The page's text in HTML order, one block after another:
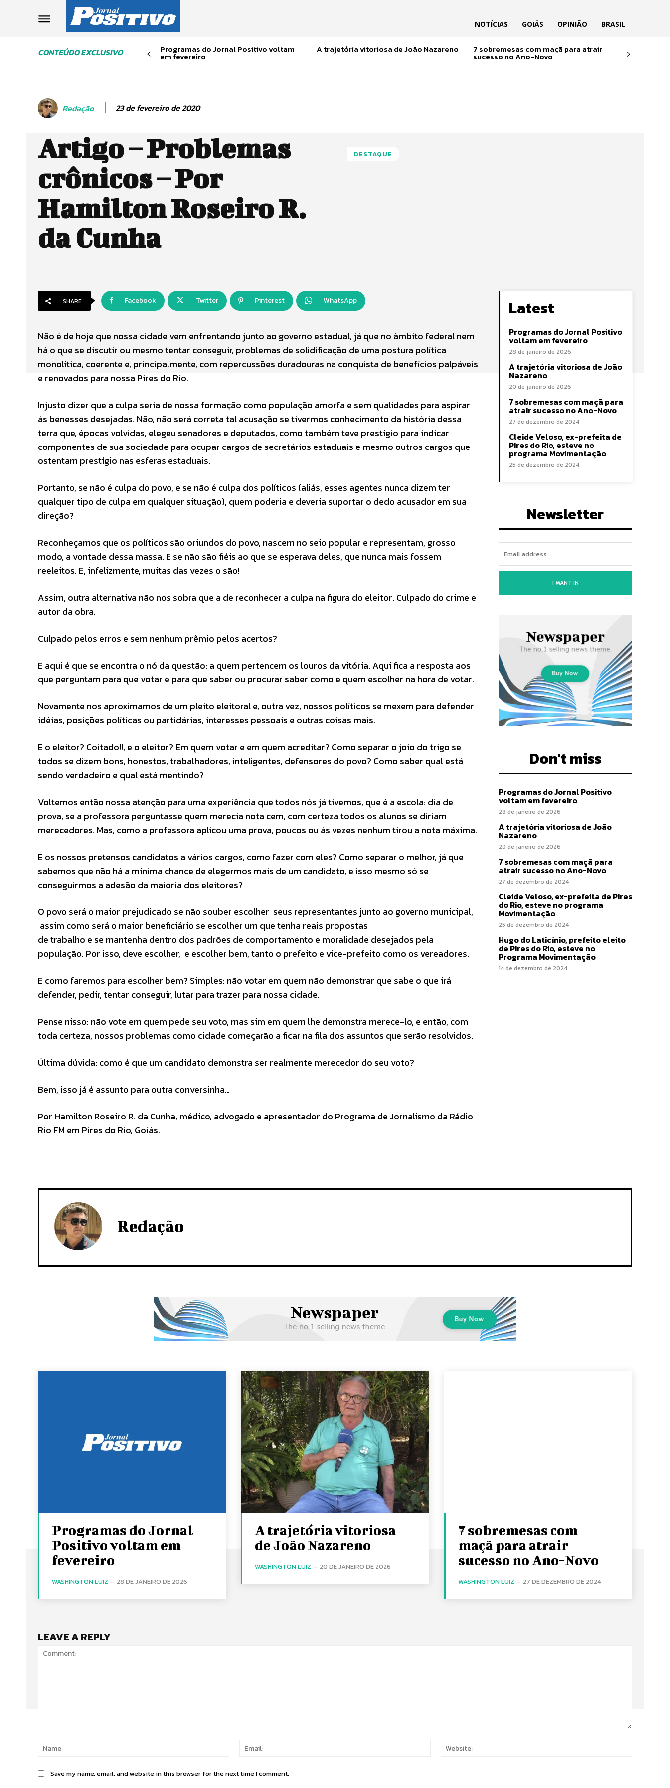
NOTÍCIAS GOIÁS OPINIÃO BRASIL
CONTEÚDO EXCLUSIVO Programas do Jornal Positivo voltam
em fevereiro
A trajetória vitoriosa de João Nazareno 7 sobremesas com maçã para atrair
sucesso no Ano-Novo
Redação 23 de fevereiro de 2020
Artigo – Problemas
crônicos – Por
Hamilton Roseiro R.
da Cunha
DESTAQUE
SHARE Facebook Twitter Pinterest WhatsApp
Não é de hoje que nossa cidade vem enfrentando junto ao governo estadual, já que no àmbito federal nem
há o que se discutir ou mesmo tentar conseguir, problemas de solidificação de uma postura política
monolítica, coerente e, principalmente, com repercussões duradouras na conquista de benefícios palpáveis
e renovados para nossa Pires do Rio.
Injusto dizer que a culpa seria de nossa formação como população amorfa e sem qualidades para aspirar
às benesses desejadas. Não, não será correta tal acusação se tivermos conhecimento da história dessa
terra que, épocas volvidas, elegeu senadores e deputados, como também teve prestígio para indicar
componentes de sua sociedade para ocupar cargos de secretários estaduais e mesmo outros cargos que
ostentam prestígio nas esferas estaduais.
Portanto, se não é culpa do povo, e se não é culpa dos políticos (aliás, esses agentes nunca dizem ter
qualquer tipo de culpa em qualquer situação), quem poderia e deveria suportar o dedo acusador em sua
direção?
Reconheçamos que os políticos são oriundos do povo, nascem no seio popular e representam, grosso
modo, a vontade dessa massa. E se não são fiéis ao que se esperava deles, que nunca mais fossem
reeleitos. E, infelizmente, muitas das vezes o são!
Assim, outra alternativa não nos sobra que a de reconhecer a culpa na figura do eleitor. Culpado do crime e
autor da obra.
Culpado pelos erros e sem nenhum prêmio pelos acertos?
E aqui é que se encontra o nó da questão: a quem pertencem os louros da vitória. Aqui fica a resposta aos
que perguntam para que votar e para que saber ou procurar saber como e quem escolher na hora de votar.
Novamente nos aproximamos de um pleito eleitoral e, outra vez, nossos políticos se mexem para defender
idéias, posições políticas ou partidárias, interesses pessoais e outras coisas mais.
E o eleitor? Coitado!!, e o eleitor? Em quem votar e em quem acreditar? Como separar o joio do trigo se
todos se dizem bons, honestos, trabalhadores, inteligentes, defensores do povo? Como saber qual está
sendo verdadeiro e qual está mentindo?
Voltemos então nossa atenção para uma experiência que todos nós já tivemos, que é a escola: dia de
prova, se a professora perguntasse quem merecia nota cem, com certeza todos os alunos se diriam
merecedores. Mas, como a professora aplicou uma prova, poucos ou às vezes nenhum tirou a nota máxima.
E os nossos pretensos candidatos a vários cargos, como fazer com eles? Como separar o melhor, já que
sabemos que não há a mínima chance de elegermos mais de um candidato, e isso mesmo só se
conseguirmos a adesão da maioria dos eleitores?
O povo será o maior prejudicado se não souber escolher seus representantes junto ao governo municipal,
assim como será o maior beneficiário se escolher um que tenha reais propostas
de trabalho e se mantenha dentro dos padrões de comportamento e moralidade desejados pela
população. Por isso, deve escolher, e escolher bem, tanto o prefeito e vice-prefeito como os vereadores.
E como faremos para escolher bem? Simples: não votar em quem não demonstrar que sabe o que irá
defender, pedir, tentar conseguir, lutar para trazer para nossa cidade.
Pense nisso: não vote em quem pede seu voto, mas sim em quem lhe demonstra merece-lo, e então, com
toda certeza, nossos problemas como cidade começarão a ficar na fila dos assuntos que serão resolvidos.
Última dúvida: como é que um candidato demonstra ser realmente merecedor do seu voto?
Bem, isso já é assunto para outra conversinha…
Por Hamilton Roseiro R. da Cunha, médico, advogado e apresentador do Programa de Jornalismo da Rádio
Rio FM em Pires do Rio, Goiás.
Latest
Programas do Jornal Positivo
voltam em fevereiro
28 de janeiro de 2026
A trajetória vitoriosa de João
Nazareno
20 de janeiro de 2026
7 sobremesas com maçã para
atrair sucesso no Ano-Novo
27 de dezembro de 2024
Cleide Veloso, ex-prefeita de
Pires do Rio, esteve no
programa Movimentação
25 de dezembro de 2024
Newsletter
I WANT IN
Don't miss
Programas do Jornal Positivo
voltam em fevereiro
28 de janeiro de 2026
A trajetória vitoriosa de João
Nazareno
20 de janeiro de 2026
7 sobremesas com maçã para
atrair sucesso no Ano-Novo
27 de dezembro de 2024
Cleide Veloso, ex-prefeita de Pires
do Rio, esteve no programa
Movimentação
25 de dezembro de 2024
Hugo do Laticínio, prefeito eleito
de Pires do Rio, esteve no
Programa Movimentação
14 de dezembro de 2024
Redação
Programas do Jornal
Positivo voltam em
fevereiro
WASHINGTON LUIZ - 28 DE JANEIRO DE 2026
A trajetória vitoriosa
de João Nazareno
WASHINGTON LUIZ - 20 DE JANEIRO DE 2026
7 sobremesas com
maçã para atrair
sucesso no Ano-Novo
WASHINGTON LUIZ - 27 DE DEZEMBRO DE 2024
LEAVE A REPLY
Name:
Email:
Save my name, email, and website in this browser for the next time I comment.